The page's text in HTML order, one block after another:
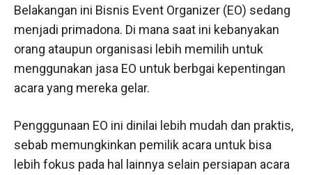
Belakangan ini Bisnis Event Organizer (EO) sedang
menjadi primadona. Di mana saat ini kebanyakan
orang ataupun organisasi lebih memilih untuk
menggunakan jasa EO untuk berbgai kepentingan
acara yang mereka gelar.
Pengggunaan EO ini dinilai lebih mudah dan praktis,
sebab memungkinkan pemilik acara untuk bisa
lebih fokus pada hal lainnya selain persiapan acara